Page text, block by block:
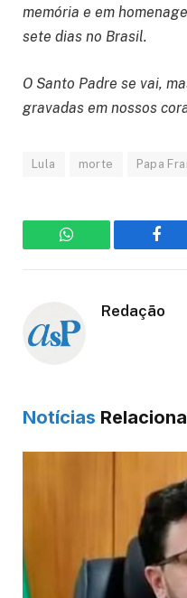
memória e em
sete dias no Brasil.
O Santo Padre se vai,
gravadas em nossos
Lula morte Papa
WhatsApp
Redação
Notícias